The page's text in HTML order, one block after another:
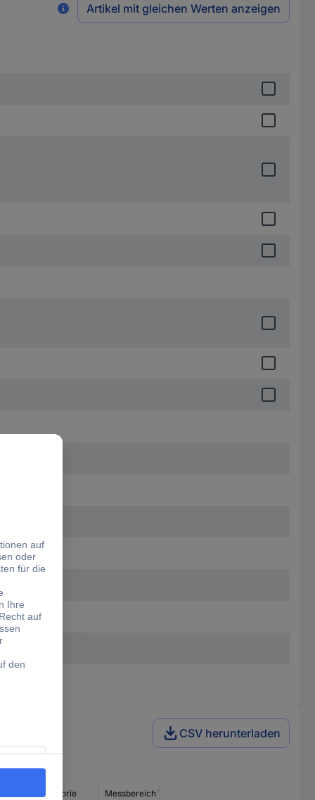
Artikel mit gleichen Werten anzeigen
CSV herunterladen
Messkategorie Messbereich V/DC